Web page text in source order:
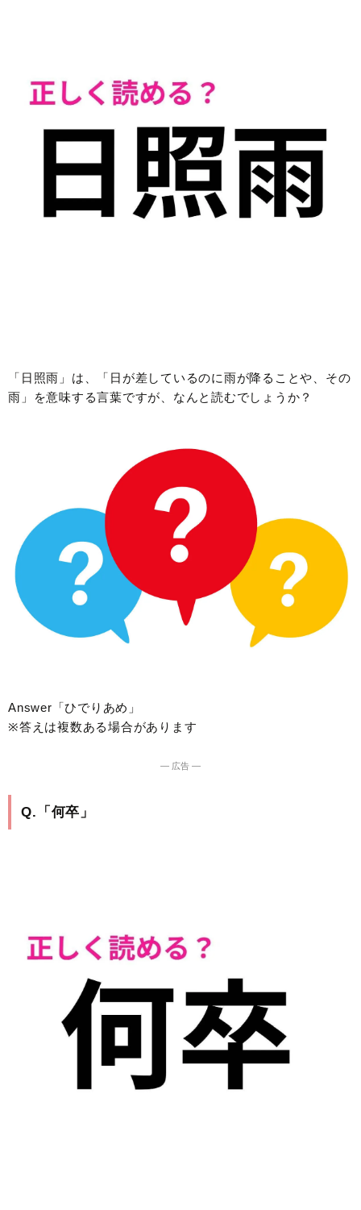
「日照雨」は、「日が差しているのに雨が降ることや、その
雨」を意味する言葉ですが、なんと読むでしょうか？
Answer「ひでりあめ」
※答えは複数ある場合があります
― 広告 ―
Q.「何卒」